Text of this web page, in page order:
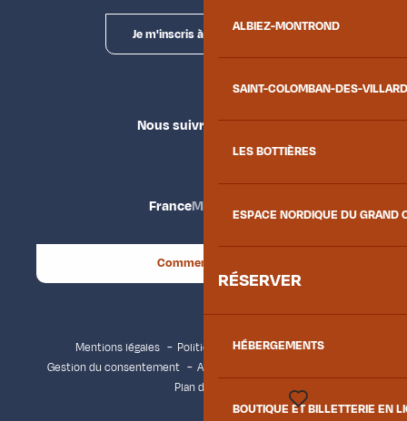
ALBIEZ-MONTROND
SAINT-COLOMBAN-DES-
LES BOTTIÈRES
ESPACE NORDIQUE DU GRAND
RÉSERVER
HÉBERGEMENTS
BOUTIQUE ET BILLETTERIE EN
Je m'inscris à la newsletter
Nous suivre
FranceMaurienne
Comment venir ?
Mentions légales
Politique de confidentialité
Gestion du consentement
Accessibilité : non conforme
Plan du site